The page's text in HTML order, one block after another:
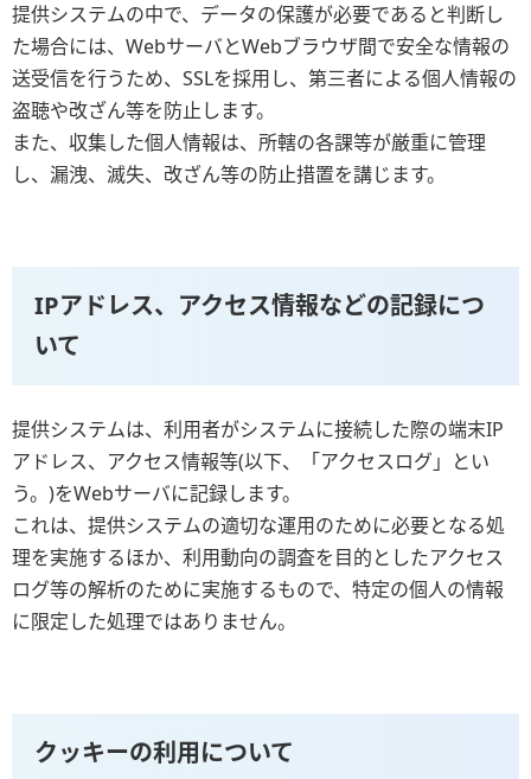
提供システムの中で、データの保護が必要であると判断し
た場合には、WebサーバとWebブラウザ間で安全な情報の
送受信を行うため、SSLを採用し、第三者による個人情報の
盗聴や改ざん等を防止します。
また、収集した個人情報は、所轄の各課等が厳重に管理
し、漏洩、滅失、改ざん等の防止措置を講じます。
IPアドレス、アクセス情報などの記録につ
いて
提供システムは、利用者がシステムに接続した際の端末IP
アドレス、アクセス情報等(以下、「アクセスログ」とい
う。)をWebサーバに記録します。
これは、提供システムの適切な運用のために必要となる処
理を実施するほか、利用動向の調査を目的としたアクセス
ログ等の解析のために実施するもので、特定の個人の情報
に限定した処理ではありません。
クッキーの利用について